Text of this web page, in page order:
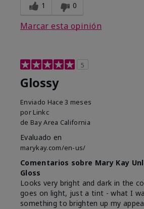
1 0
Marcar esta opinión
5
Glossy
Enviado Hace 3 meses
por Linkc
de Bay Area California
Evaluado en
marykay.com/en-us/
Comentarios sobre Mary Kay
Gloss
Looks very bright and dark in the
goes on light, just a tint - what I
something to brighten up my